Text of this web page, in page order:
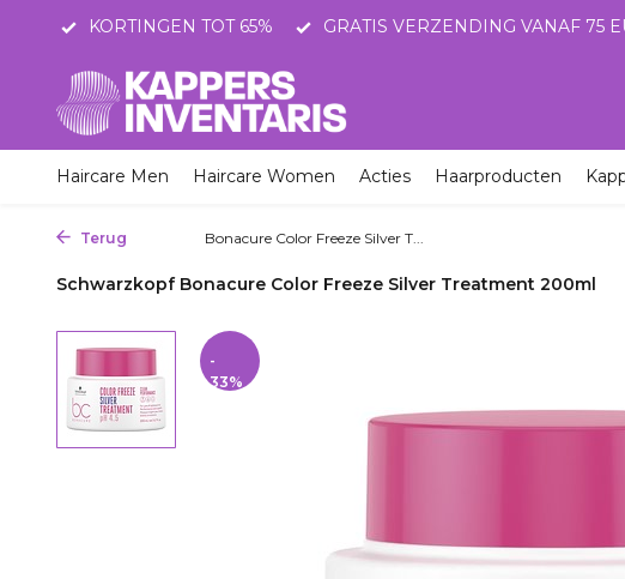
KORTINGEN TOT 65% GRATIS VERZENDING VANAF 75
Haircare Men Haircare Women Acties Haarproducten
Terug Bonacure Color Freeze Silver T...
Schwarzkopf Bonacure Color Freeze Silver Treatment 200ml
-
33%